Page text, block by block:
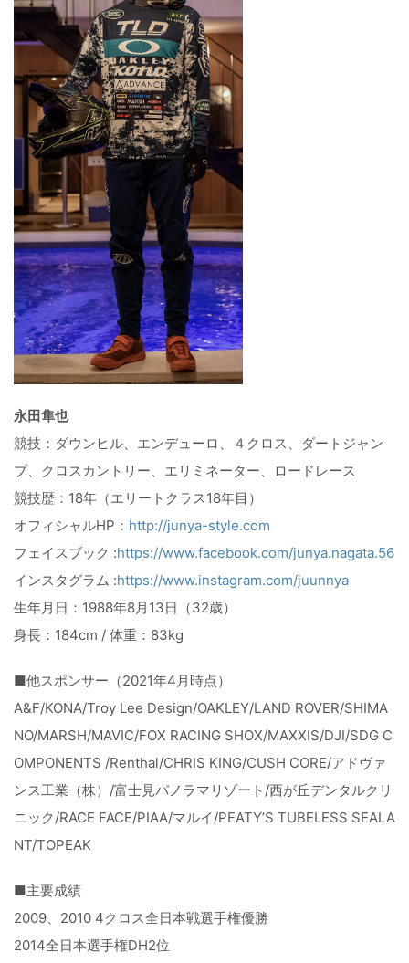
永田隼也
競技：ダウンヒル、エンデューロ、４クロス、ダートジャン
プ、クロスカントリー、エリミネーター、ロードレース
競技歴：18年（エリートクラス18年目）
オフィシャルHP： http://junya-style.com
フェイスブック :https://www.facebook.com/junya.nagata.56
インスタグラム :https://www.instagram.com/juunnya
生年月日：1988年8月13日（32歳）
身長：184cm / 体重：83kg
■他スポンサー（2021年4月時点）
A&F/KONA/Troy Lee Design/OAKLEY/LAND ROVER/SHIMA
NO/MARSH/MAVIC/FOX RACING SHOX/MAXXIS/DJI/SDG C
OMPONENTS /Renthal/CHRIS KING/CUSH CORE/アドヴァ
ンス工業（株）/富士見パノラマリゾート/西が丘デンタルクリ
ニック/RACE FACE/PIAA/マルイ/PEATY’S TUBELESS SEALA
NT/TOPEAK
■主要成績
2009、2010 4クロス全日本戦選手権優勝
2014全日本選手権DH2位